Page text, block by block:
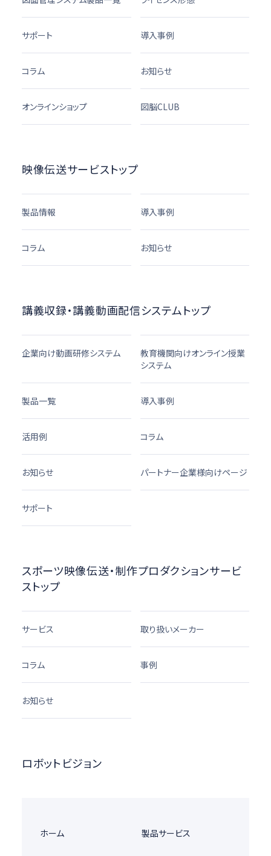
サポート 導入事例
コラム お知らせ
オンラインショップ 図脳CLUB
映像伝送サービストップ
製品情報 導入事例
コラム お知らせ
講義収録・講義動画配信システムトップ
企業向け動画研修システム
教育機関向けオンライン授業
システム
製品一覧 導入事例
活用例 コラム
お知らせ パートナー企業様向けページ
サポート
スポーツ映像伝送・制作プロダクションサービ
ストップ
サービス 取り扱いメーカー
コラム 事例
お知らせ
ロボットビジョン
ホーム 製品サービス